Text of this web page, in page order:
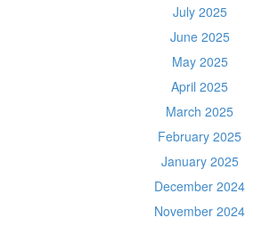
July 2025
June 2025
May 2025
April 2025
March 2025
February 2025
January 2025
December 2024
November 2024